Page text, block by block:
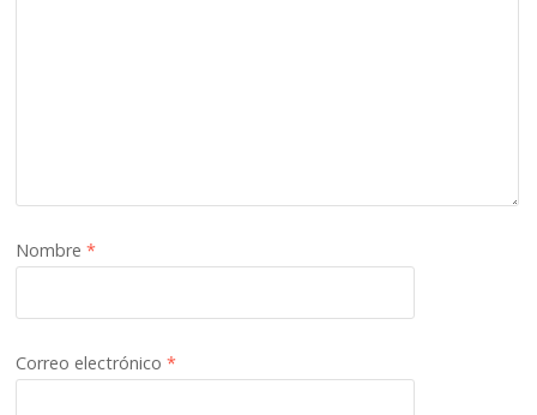
Nombre*
Correo electrónico*